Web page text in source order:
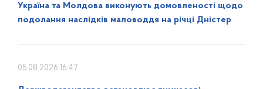
Україна та Молдова виконують домовленості щодо
подолання наслідків маловоддя на річці Дністер
05.08.2026 16:47